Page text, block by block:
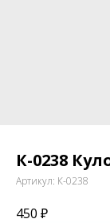
К-0238
Артикул: К-0238
450 ₽